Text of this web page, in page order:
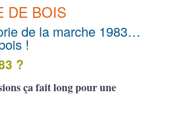
DE BOIS
de la marche 1983…
!
?
ça fait long pour une